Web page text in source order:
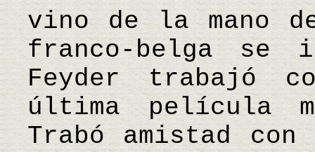
vino de la mano
franco-belga se
Feyder trabajó
última película
Trabó amistad